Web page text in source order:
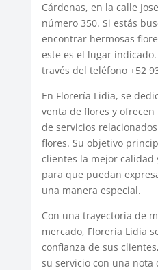
Cárdenas, en la calle
número 350. Si estás
encontrar hermosas
este es el lugar
través del teléfono +52
En Florería Lidia, se
venta de flores y
de servicios
flores. Su objetivo
clientes la mejor calidad
para que puedan
una manera especial.
Con una trayectoria de
mercado, Florería Lidia
confianza de sus
su servicio con una nota